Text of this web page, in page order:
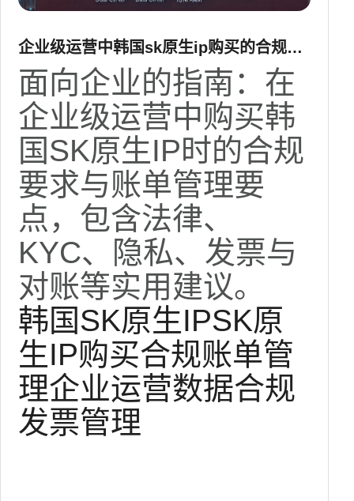
企业级运营中韩国sk原生ip购买的合规与
账单管理要点
面向企业的指南：在
企业级运营中购买韩
国SK原生IP时的合规
要求与账单管理要
点，包含法律、
KYC、隐私、发票与
对账等实用建议。
韩国SK原生IPSK原
生IP购买合规账单管
理企业运营数据合规
发票管理